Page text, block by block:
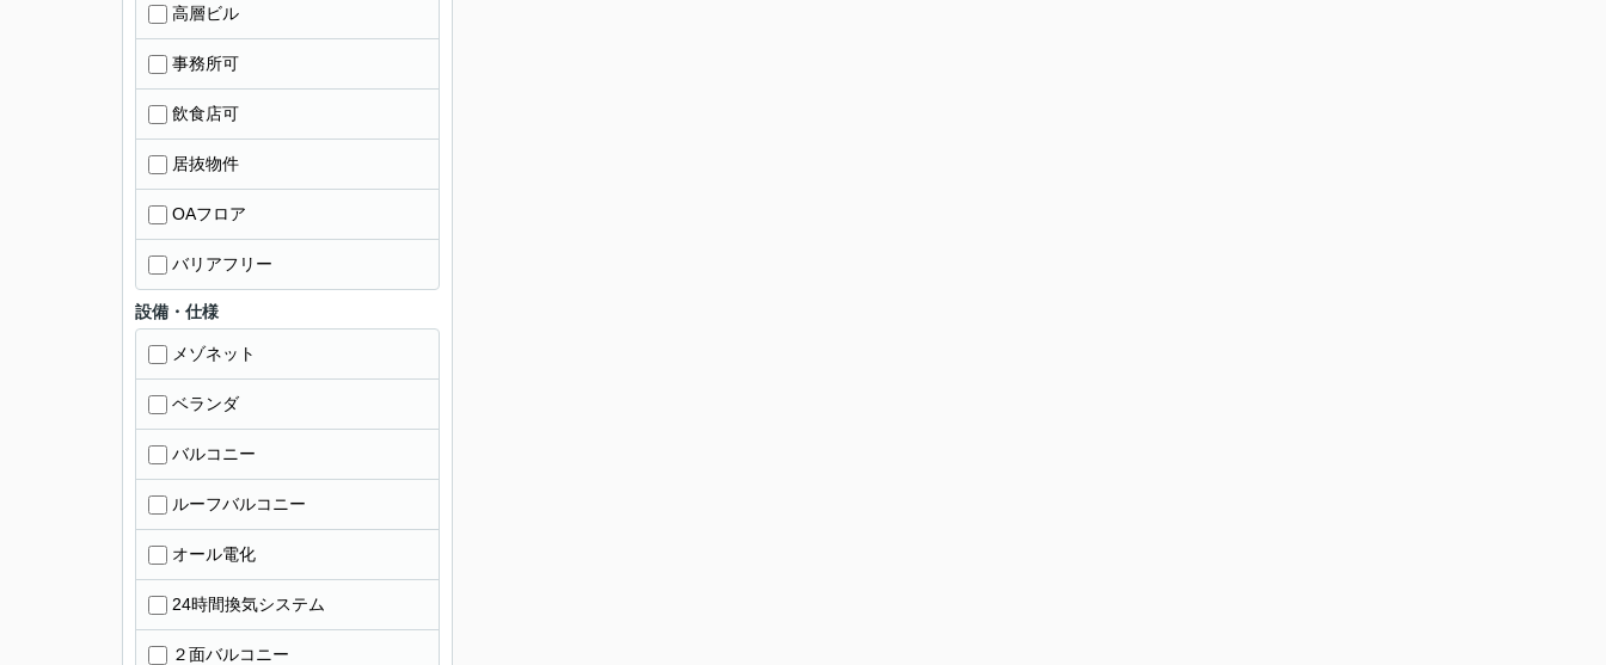
高層ビル
事務所可
飲食店可
居抜物件
OAフロア
バリアフリー
設備・仕様
メゾネット
ベランダ
バルコニー
ルーフバルコニー
オール電化
24時間換気システム
２面バルコニー